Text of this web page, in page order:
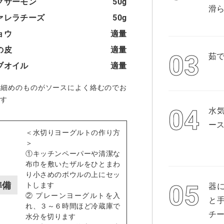
レラチーズ
50g
ウ
適量
皮
適量
オイル
適量
めのものがソースによく絡むのでお
＜水切りヨーグルトの作り方
＞
①キッチンペーパーや清潔な
布巾を敷いたザルをひとまわ
り小さめのボウルの上にセッ
トします
② プレーンヨーグルトを入
れ、３～６時間ほど冷蔵庫で
水分を切ります
滑
茹
水
ー
器
と
チ